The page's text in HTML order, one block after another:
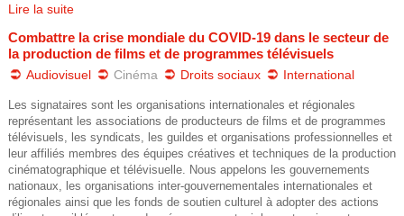
n
s
d
e
_
Lire la suite
Combattre la crise mondiale du COVID-19 dans le secteur de
la production de films et de programmes télévisuels
Audiovisuel Cinéma Droits sociaux International
Les signataires sont les organisations internationales et régionales
représentant les associations de producteurs de films et de programmes
télévisuels, les syndicats, les guildes et organisations professionnelles et
leur affiliés membres des équipes créatives et techniques de la production
cinématographique et télévisuelle. Nous appelons les gouvernements
nationaux, les organisations inter-gouvernementales internationales et
régionales ainsi que les fonds de soutien culturel à adopter des actions